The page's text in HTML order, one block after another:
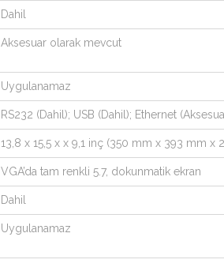
Dahil
Aksesuar olarak mevcut
Uygulanamaz
RS232 (Dahil); USB (Dahil); Ethernet
13,8 x 15,5 x x 9,1 inç (350 mm x 393 mm x
VGA’da tam renkli 5.7, dokunmatik ekran
Dahil
Uygulanamaz